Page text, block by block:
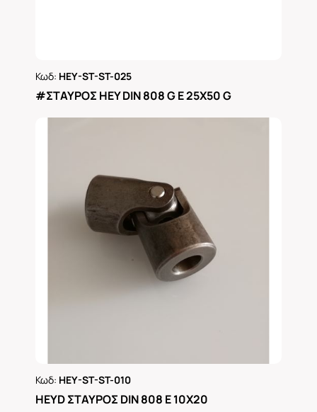
Κωδ: HEY-ST-ST-025
#ΣΤΑΥΡΟΣ ΗΕΥ DIN 808 G Ε 25Χ50 G
Κωδ: HEY-ST-ST-010
HEYD ΣΤΑΥΡΟΣ DIN 808 Ε 10Χ20